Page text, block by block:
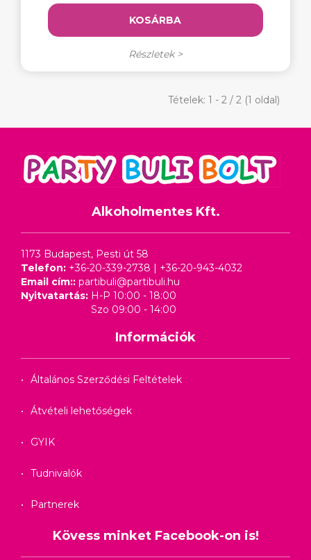
KOSÁRBA
Részletek >
Tételek: 1 - 2 / 2 (1 oldal)
Alkoholmentes Kft.
1173 Budapest, Pesti út 58
Telefon: +36-20-339-2738 | +36-20-943-4032
Email cím:: partibuli@partibuli.hu
Nyitvatartás: H-P 10:00 - 18:00
Szo 09:00 - 14:00
Információk
Általános Szerződési Feltételek
Átvételi lehetőségek
GYIK
Tudnivalók
Partnerek
Kövess minket Facebook-on is!